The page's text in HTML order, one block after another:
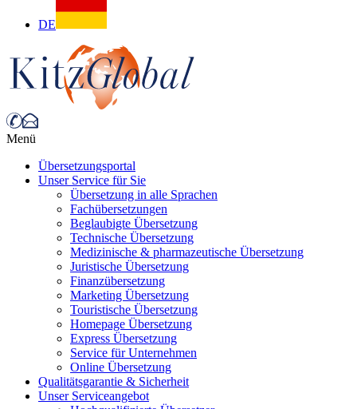
DE
Menü
Übersetzungsportal
Unser Service für Sie
Übersetzung in alle Sprachen
Fachübersetzungen
Beglaubigte Übersetzung
Technische Übersetzung
Medizinische & pharmazeutische Übersetzung
Juristische Übersetzung
Finanzübersetzung
Marketing Übersetzung
Touristische Übersetzung
Homepage Übersetzung
Express Übersetzung
Service für Unternehmen
Online Übersetzung
Qualitätsgarantie & Sicherheit
Unser Serviceangebot